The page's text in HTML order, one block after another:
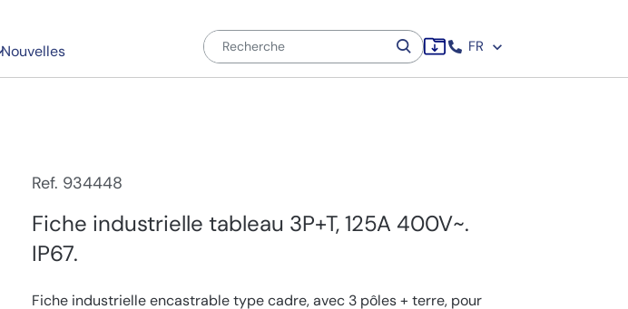
Nouvelles FR
Ref. 934448
Fiche industrielle tableau 3P+T, 125A 400V~.
IP67.
Fiche industrielle encastrable type cadre, avec 3 pôles + terre, pour